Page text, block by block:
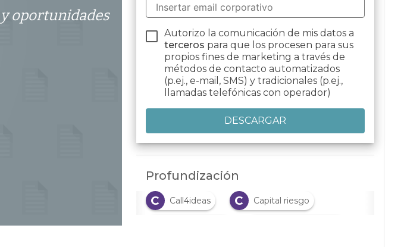
oportunidades
Autorizo la comunicación de mis datos a
terceros para que los procesen para sus
propios fines de marketing a través de
métodos de contacto automatizados
(p.ej., e-mail, SMS) y tradicionales (p.ej.,
llamadas telefónicas con operador)
Profundización
C
Call4ideas C Capital riesgo